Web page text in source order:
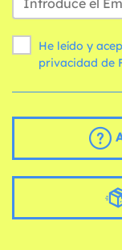
He leído y
privacidad de